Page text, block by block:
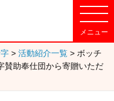
> 活動紹介一覧 > ボッチ
賛助奉仕団から寄贈いただ